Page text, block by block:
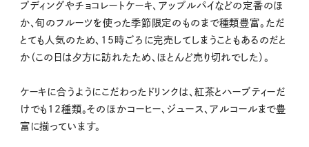
プディングやチョコレートケーキ、アップルパイなどの定番のほ
か、旬のフルーツを使った季節限定のものまで種類豊富。ただ
とても人気のため、15時ごろに完売してしまうこともあるのだと
か（この日は夕方に訪れたため、ほとんど売り切れでした）。
ケーキに合うようにこだわったドリンクは、紅茶とハーブティーだ
けでも12種類。そのほかコーヒー、ジュース、アルコールまで豊
富に揃っています。